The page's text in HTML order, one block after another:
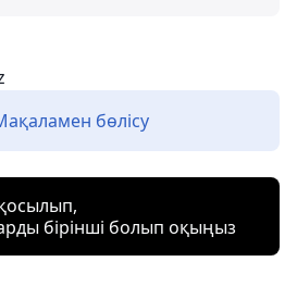
бөлісу
бірінші болып оқыңыз